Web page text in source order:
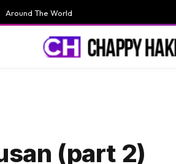
Around The World
(part 2)